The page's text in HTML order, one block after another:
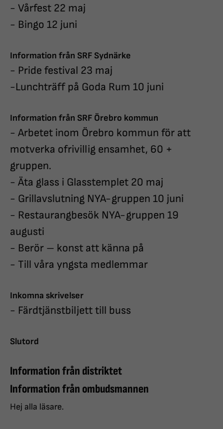
- Vårfest 22 maj
- Bingo 12 juni
Information från SRF Sydnärke
- Pride festival 23 maj
-Lunchträff på Goda Rum 10 juni
Information från SRF Örebro kommun
- Arbetet inom Örebro kommun för att
motverka ofrivillig ensamhet, 60 +
gruppen.
- Äta glass i Glasstemplet 20 maj
- Grillavslutning NYA-gruppen 10 juni
- Restaurangbesök NYA-gruppen 19
augusti
- Berör – konst att känna på
- Till våra yngsta medlemmar
Inkomna skrivelser
- Färdtjänstbiljett till buss
Slutord
Information från distriktet
Information från ombudsmannen
Hej alla läsare.